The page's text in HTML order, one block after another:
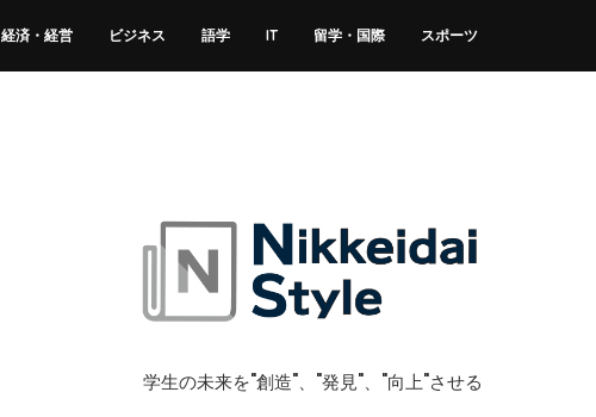
経済・経営 ビジネス 語学 IT 留学・国際 スポーツ
学生の未来を"創造"、"発見"、"向上"させる